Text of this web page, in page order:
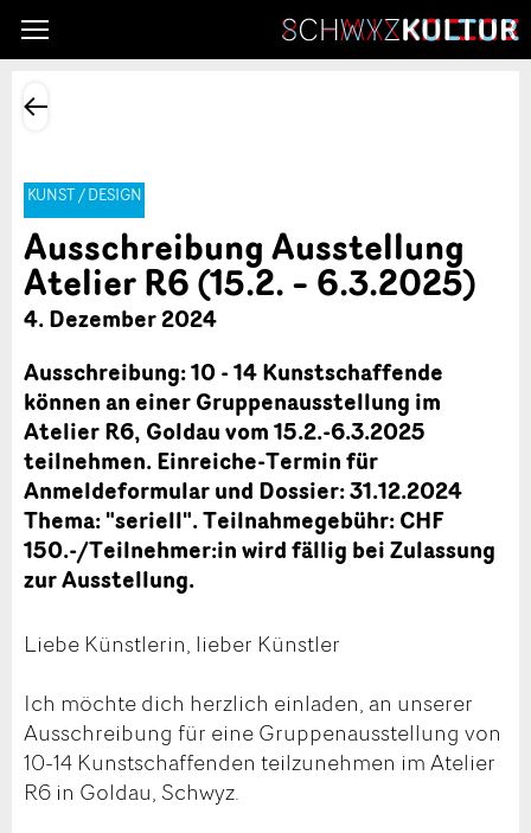
KUNST / DESIGN
Ausschreibung Ausstellung
Atelier R6 (15.2. – 6.3.2025)
4. Dezember 2024
Ausschreibung: 10 - 14 Kunstschaffende
können an einer Gruppenausstellung im
Atelier R6, Goldau vom 15.2.-6.3.2025
teilnehmen. Einreiche-Termin für
Anmeldeformular und Dossier: 31.12.2024
Thema: "seriell". Teilnahmegebühr: CHF
150.-/Teilnehmer:in wird fällig bei Zulassung
zur Ausstellung.
Liebe Künstlerin, lieber Künstler
Ich möchte dich herzlich einladen, an unserer
Ausschreibung für eine Gruppenausstellung von
10-14 Kunstschaffenden teilzunehmen im Atelier
R6 in Goldau, Schwyz.